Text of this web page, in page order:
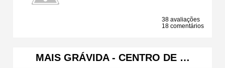
38 avaliações
18 comentários
MAIS GRÁVIDA - CENTRO DE …